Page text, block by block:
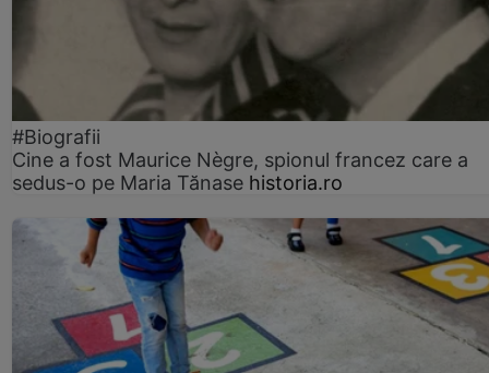
#Biografii
Cine a fost Maurice Nègre, spionul francez care a
sedus-o pe Maria Tănase historia.ro